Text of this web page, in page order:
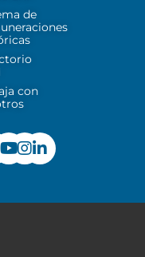
de
con